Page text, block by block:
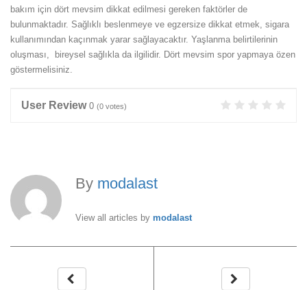
bakım için dört mevsim dikkat edilmesi gereken faktörler de
bulunmaktadır. Sağlıklı beslenmeye ve egzersize dikkat etmek, sigara
kullanımından kaçınmak yarar sağlayacaktır. Yaşlanma belirtilerinin
oluşması, bireysel sağlıkla da ilgilidir. Dört mevsim spor yapmaya özen
göstermelisiniz.
User Review 0 (0 votes)
By modalast
View all articles by modalast